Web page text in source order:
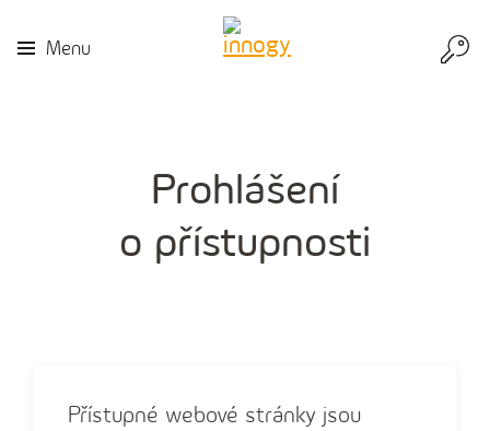
Menu
Prohlášení
o přístupnosti
Přístupné webové stránky jsou